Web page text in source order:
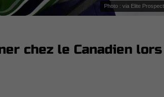
Photo : via Elite
chez le Canadien lors